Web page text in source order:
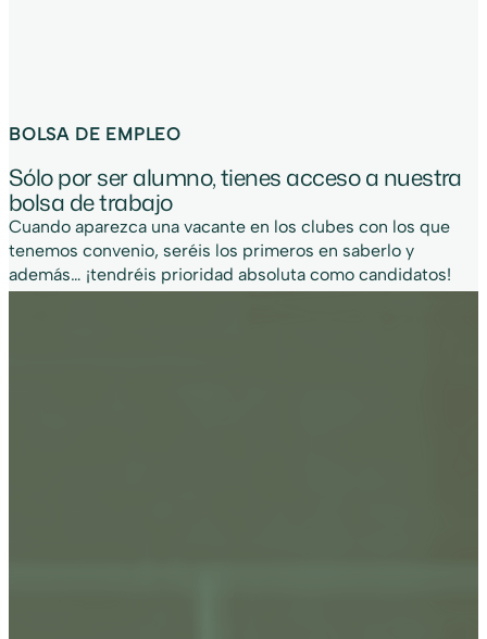
BOLSA DE EMPLEO
Sólo por ser alumno, tienes acceso a nuestra
bolsa de trabajo
Cuando aparezca una vacante en los clubes con los que
tenemos convenio, seréis los primeros en saberlo y
además… ¡tendréis prioridad absoluta como candidatos!